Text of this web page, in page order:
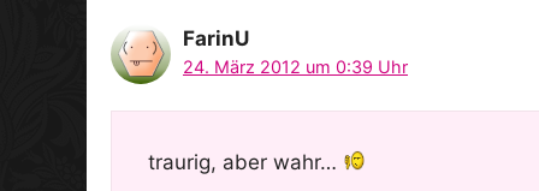
FarinU
24. März 2012 um 0:39 Uhr
traurig, aber wahr…